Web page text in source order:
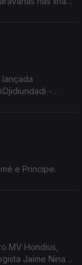
-
e Principe.
MV Hondius,